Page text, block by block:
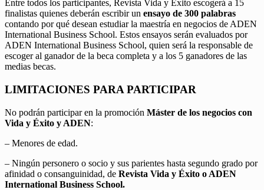
Entre todos los participantes, Revista Vida y Éxito escogerá a 15
finalistas quienes deberán escribir un ensayo de 300 palabras
contando por qué desean estudiar la maestría en negocios de ADEN
International Business School. Estos ensayos serán evaluados por
ADEN International Business School, quien será la responsable de
escoger al ganador de la beca completa y a los 5 ganadores de las
medias becas.
LIMITACIONES PARA PARTICIPAR
No podrán participar en la promoción Máster de los negocios con
Vida y Éxito y ADEN:
– Menores de edad.
– Ningún personero o socio y sus parientes hasta segundo grado por
afinidad o consanguinidad, de Revista Vida y Éxito o ADEN
International Business School.